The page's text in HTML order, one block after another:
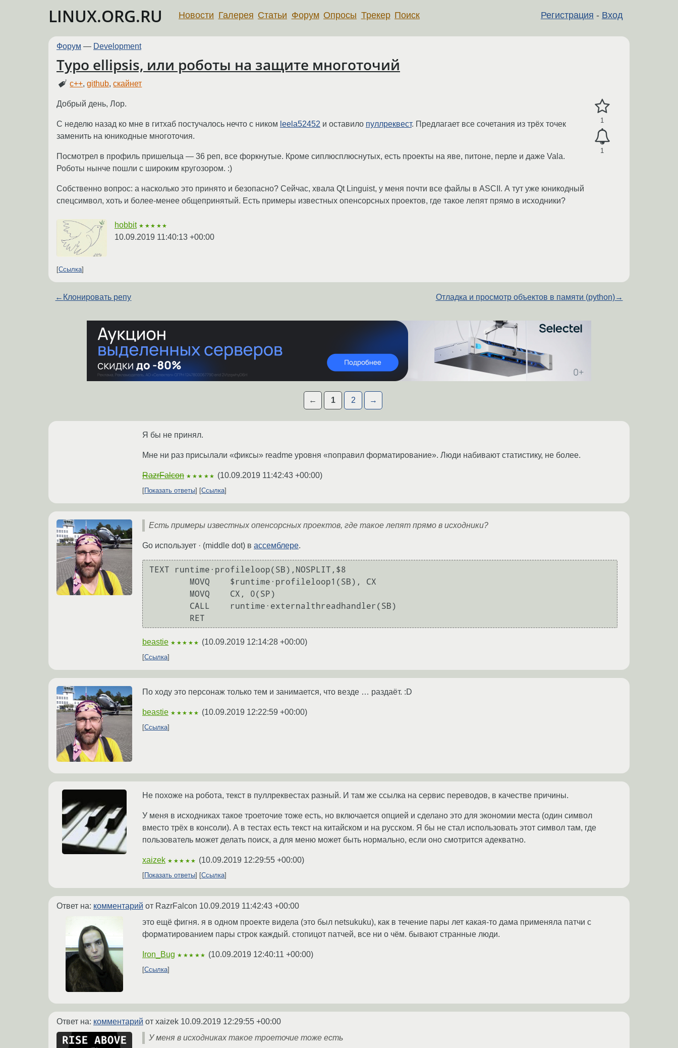
LINUX.ORG.RU Регистрация - Вход
Новости Галерея Статьи Форум Опросы Трекер Поиск
Форум — Development
Typo ellipsis, или роботы на защите многоточий
c++,github,скайнет
1
1
Добрый день, Лор.
С неделю назад ко мне в гитхаб постучалось нечто с ником leela52452 и оставило пуллреквест. Предлагает все сочетания из трёх точек
заменить на юникодные многоточия.
Посмотрел в профиль пришельца — 36 реп, все форкнутые. Кроме сиплюсплюснутых, есть проекты на яве, питоне, перле и даже Vala.
Роботы нынче пошли с широким кругозором. :)
Собственно вопрос: а насколько это принято и безопасно? Сейчас, хвала Qt Linguist, у меня почти все файлы в ASCII. А тут уже юникодный
спецсимвол, хоть и более-менее общепринятый. Есть примеры известных опенсорсных проектов, где такое лепят прямо в исходники?
hobbit ★★★★★
10.09.2019 11:40:13 +00:00
Ссылка
← Клонировать репу Отладка и просмотр объектов в памяти (python)→
← 1 2 →
Я бы не принял.
Мне ни раз присылали «фиксы» readme уровня «поправил форматирование». Люди набивают статистику, не более.
RazrFalcon ★★★★★ (10.09.2019 11:42:43 +00:00)
Показать ответы Ссылка
Есть примеры известных опенсорсных проектов, где такое лепят прямо в исходники?
Go использует · (middle dot) в ассемблере.
TEXT runtime·profileloop(SB),NOSPLIT,$8
beastie ★★★★★ (10.09.2019 12:14:28 +00:00)
Ссылка
По ходу это персонаж только тем и занимается, что везде … раздаёт. :D
beastie ★★★★★ (10.09.2019 12:22:59 +00:00)
Ссылка
Не похоже на робота, текст в пуллреквестах разный. И там же ссылка на сервис переводов, в качестве причины.
У меня в исходниках такое троеточие тоже есть, но включается опцией и сделано это для экономии места (один символ
вместо трёх в консоли). А в тестах есть текст на китайском и на русском. Я бы не стал использовать этот символ там, где
пользователь может делать поиск, а для меню может быть нормально, если оно смотрится адекватно.
xaizek ★★★★★ (10.09.2019 12:29:55 +00:00)
Показать ответы Ссылка
Ответ на: комментарий от RazrFalcon 10.09.2019 11:42:43 +00:00
это ещё фигня. я в одном проекте видела (это был netsukuku), как в течение пары лет какая-то дама применяла патчи с
форматированием пары строк каждый. стопицот патчей, все ни о чём. бывают странные люди.
Iron_Bug ★★★★★ (10.09.2019 12:40:11 +00:00)
Ссылка
Ответ на: комментарий от xaizek 10.09.2019 12:29:55 +00:00
У меня в исходниках такое троеточие тоже есть